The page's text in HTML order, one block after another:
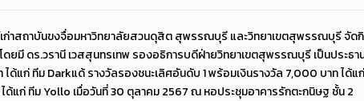
ก่าสถาบันขงจื่อมหาวิทยาลัยสวนดุสิต สุพรรณบุรี และวิทยาเขตสุพรรณบุรี จัด
ดยมี ดร.วรานี เวสสุนทรเทพ รองอธิการบดีฝ่ายวิทยาเขตสุพรรณบุรี เป็นประธา
ด้แก่ ทีม Darkแด้ รางวัลรองชนะเลิศอันดับ 1 พร้อมเงินรางวัล 7,000 บาท ได้
ด้แก่ ทีม Yollo เมื่อวันที่ 30 ตุลาคม 2567 ณ หอประชุมอาคารรักตะกนิษฐ ชั้น 2